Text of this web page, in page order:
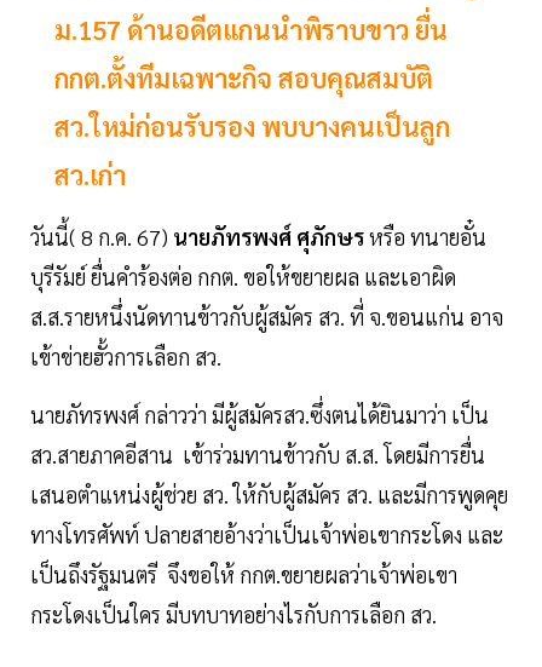
ม.157 ด้านอดีตแกนนำพิราบขาว ยื่น
กกต.ตั้งทีมเฉพาะกิจ สอบคุณสมบัติ
สว.ใหม่ก่อนรับรอง พบบางคนเป็นลูก
สว.เก่า
วันนี้( 8 ก.ค. 67) นายภัทรพงศ์ ศุภักษรหรือ ทนายอั๋น
บุรีรัมย์ ยื่นคำร้องต่อ กกต. ขอให้ขยายผล และเอาผิด
ส.ส.รายหนึ่งนัดทานข้าวกับผู้สมัคร สว. ที่ จ.ขอนแก่น อาจ
เข้าข่ายฮั้วการเลือก สว.
นายภัทรพงศ์ กล่าวว่า มีผู้สมัครสว.ซึ่งตนได้ยินมาว่า เป็น
สว.สายภาคอีสาน เข้าร่วมทานข้าวกับ ส.ส. โดยมีการยื่น
เสนอตำแหน่งผู้ช่วย สว. ให้กับผู้สมัคร สว. และมีการพูดคุย
ทางโทรศัพท์ ปลายสายอ้างว่าเป็นเจ้าพ่อเขากระโดง และ
เป็นถึงรัฐมนตรี จึงขอให้ กกต.ขยายผลว่าเจ้าพ่อเขา
กระโดงเป็นใคร มีบทบาทอย่างไรกับการเลือก สว.